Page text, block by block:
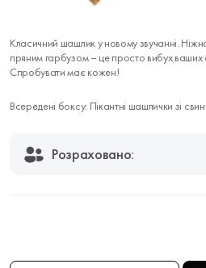
Класичний шашлик у новому звучанні.
пряним гарбузом – це просто вибух ваших
Спробувати має кожен!
Всередені боксу: Пікантні шашлички зі
Розраховано: